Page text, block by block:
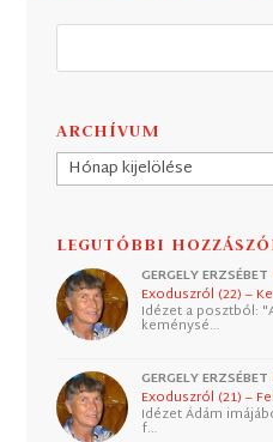
ARCHÍVUM
Archívum
LEGUTÓBBI
GERGELY ERZSÉBET
Exoduszról (22) –
Idézet a posztból:
keménysé…
GERGELY ERZSÉBET
Exoduszról (21) –
Idézet Ádám
f…